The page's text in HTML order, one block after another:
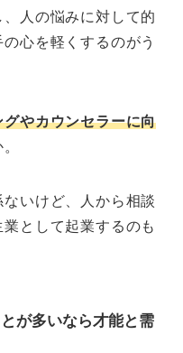
人の悩みに対して的
心を軽くするのがう
グやカウンセラーに向
いけど、人から相談
として起業するのも
が多いなら才能と需